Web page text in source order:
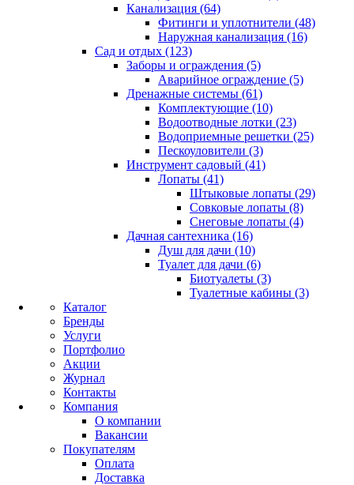
Канализация (64)
Фитинги и уплотнители (48)
Наружная канализация (16)
Сад и отдых (123)
Заборы и ограждения (5)
Аварийное ограждение (5)
Дренажные системы (61)
Комплектующие (10)
Водоотводные лотки (23)
Водоприемные решетки (25)
Пескоуловители (3)
Инструмент садовый (41)
Лопаты (41)
Штыковые лопаты (29)
Совковые лопаты (8)
Снеговые лопаты (4)
Дачная сантехника (16)
Душ для дачи (10)
Туалет для дачи (6)
Биотуалеты (3)
Туалетные кабины (3)
Каталог
Бренды
Услуги
Портфолио
Акции
Журнал
Контакты
Компания
О компании
Вакансии
Покупателям
Оплата
Доставка